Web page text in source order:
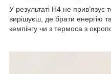
У результаті H4 не прив’язує
вирішуєш, де брати енергію
кемпінгу чи з термоса з